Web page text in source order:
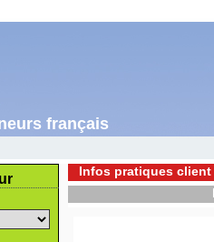
français
Infos pratiques client